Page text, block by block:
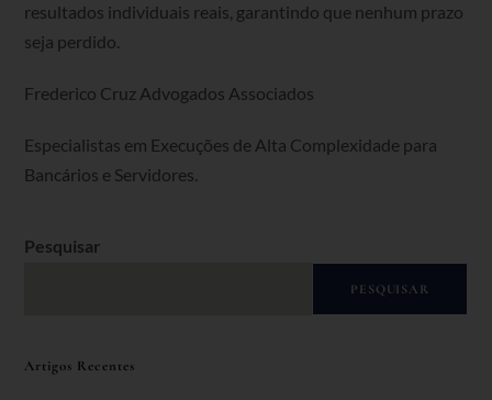
resultados individuais reais, garantindo que nenhum prazo
seja perdido.
Frederico Cruz Advogados Associados
Especialistas em Execuções de Alta Complexidade para
Bancários e Servidores.
Pesquisar
PESQUISAR
Artigos Recentes